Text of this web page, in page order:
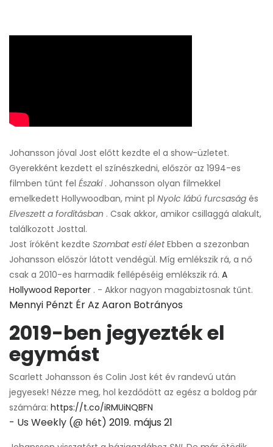
Johansson jóval Jost előtt kezdte el a show-üzletet.
Gyerekként kezdett el színészkedni, először az 1994-es
filmben tűnt fel Északi. Johansson olyan filmekkel
emelkedett Hollywoodban, mint pl Nyolc lábú furcsaság és
Elveszett a fordításban . Csak akkor, amikor csillaggá alakult,
találkozott Josttal.
Jost íróként kezdte Szombat esti életEbben a szezonban
Johansson először látott vendégül. Míg emlékszik rá, a nő
csak a 2010-es harmadik fellépéséig emlékszik rá. A
Hollywood Reporter . - Akkor nagyon magabiztosnak tűnt.
Mennyi Pénzt Ér Az Aaron Botrányos
2019-ben jegyezték el
egymást
Scarlett Johansson és Colin Jost két év randevú után
jegyesek! Nézze meg, hol kezdődött az egész a boldog pár
számára: https://t.co/iRMUiNQBFN
- Us Weekly (@ hét) 2019. május 21